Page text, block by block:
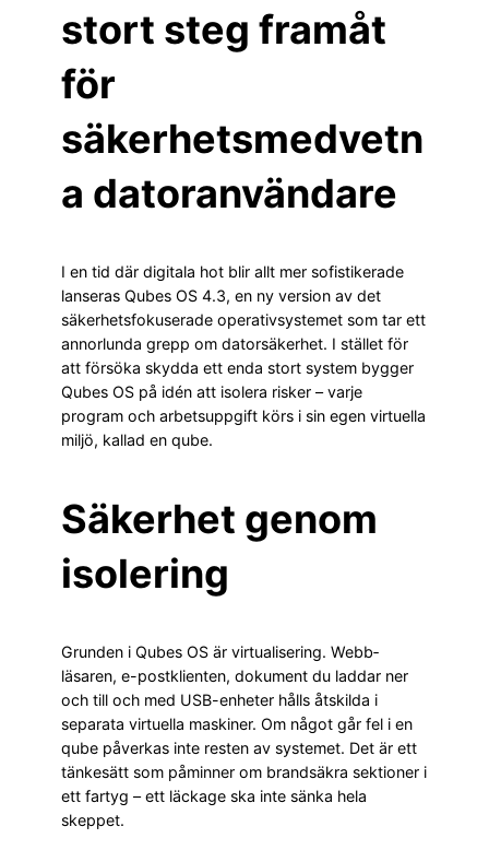
stort steg framåt
för
säkerhetsmedvetn
a datoranvändare
I en tid där digitala hot blir allt mer sofistikerade
lanseras Qubes OS 4.3, en ny version av det
säkerhetsfokuserade operativsystemet som tar ett
annorlunda grepp om datorsäkerhet. I stället för
att försöka skydda ett enda stort system bygger
Qubes OS på idén att isolera risker – varje
program och arbetsuppgift körs i sin egen virtuella
miljö, kallad en qube.
Säkerhet genom
isolering
Grunden i Qubes OS är virtualisering. Webb­
läsaren, e-postklienten, dokument du laddar ner
och till och med USB-enheter hålls åtskilda i
separata virtuella maskiner. Om något går fel i en
qube påverkas inte resten av systemet. Det är ett
tänkesätt som påminner om brandsäkra sektioner i
ett fartyg – ett läckage ska inte sänka hela
skeppet.